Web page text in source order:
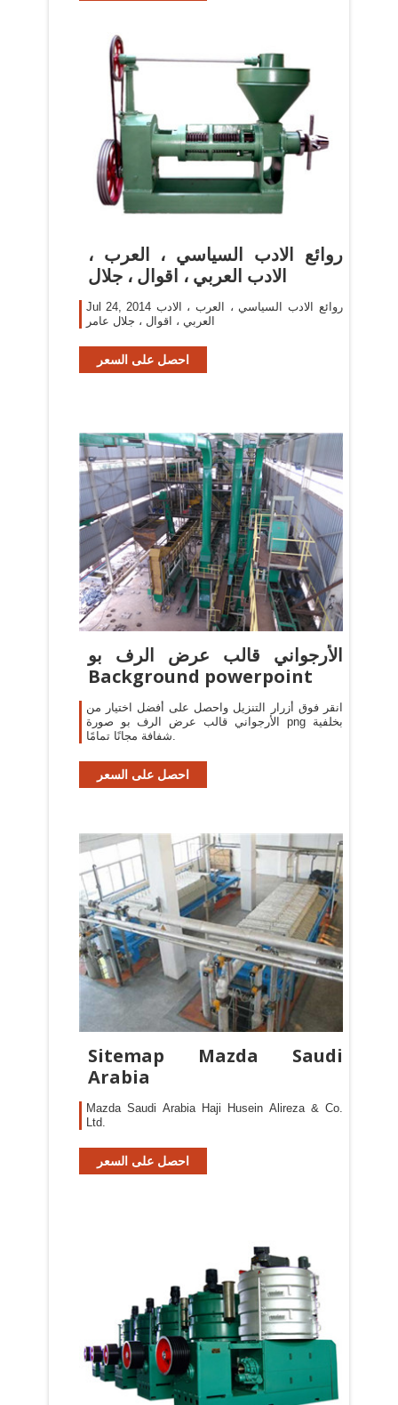
روائع الادب السياسي ، العرب ،
الادب العربي ، اقوال ، جلال
Jul 24, 2014 روائع الادب السياسي ، العرب ، الادب
العربي ، اقوال ، جلال عامر
احصل على السعر
الأرجواني قالب عرض الرف بو
Background powerpoint
انقر فوق أزرار التنزيل واحصل على أفضل اختيار من
الأرجواني قالب عرض الرف بو صورة png بخلفية
شفافة مجانًا تمامًا.
احصل على السعر
Sitemap Mazda Saudi
Arabia
Mazda Saudi Arabia Haji Husein Alireza & Co.
Ltd.
احصل على السعر